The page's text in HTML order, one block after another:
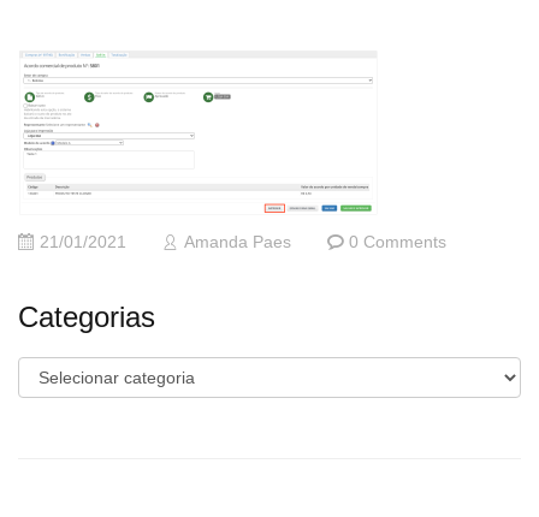
21/01/2021 Amanda Paes 0 Comments
Categorias
Categorias